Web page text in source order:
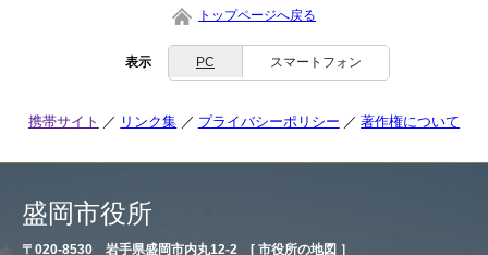
トップページへ戻る
表示 PC スマートフォン
携帯サイト リンク集 プライバシーポリシー 著作権について
盛岡市役所
〒020-8530 岩手県盛岡市内丸12-2 [ 市役所の地図 ］